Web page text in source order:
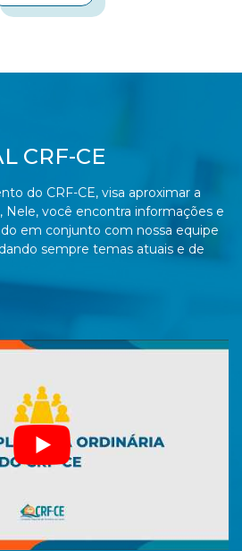
CRF-CE
do CRF-CE, visa aproximar a
Nele, você encontra informações e
em conjunto com nossa equipe
sempre temas atuais e de